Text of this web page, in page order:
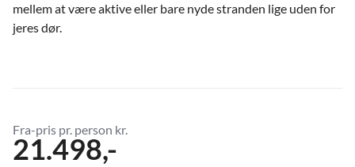
mellem at være aktive eller bare nyde stranden lige uden for
jeres dør.
Fra-pris pr. person kr.
21.498,-